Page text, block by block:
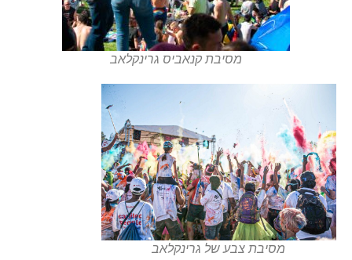
מסיבת קנאביס גרינקלאב
מסיבת צבע של גרינקלאב